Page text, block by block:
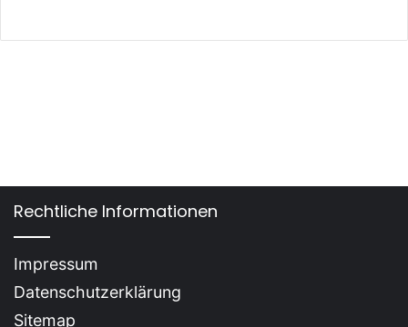
Rechtliche Informationen
Impressum
Datenschutzerklärung
Sitemap